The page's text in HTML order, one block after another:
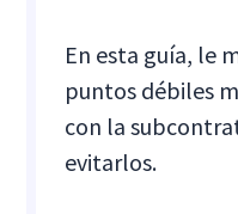
En esta guía, le
puntos débiles
con la
evitarlos.